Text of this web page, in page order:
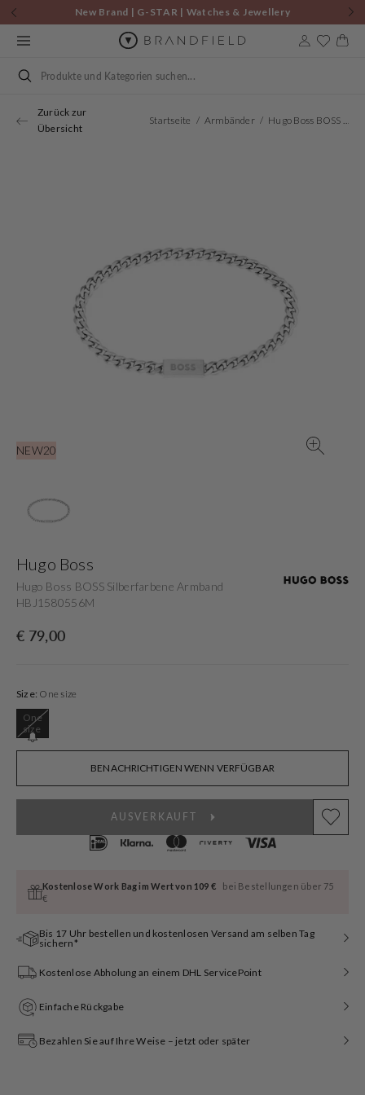
Zum
Inhalt
springen
New Brand | G-STAR | Watches & Jewellery
Suchen
Zurück zur
Übersicht
Startseite Armbänder Hugo Boss BOSS Silberfarbene Armband HBJ1580556M
NEW20
in
Hugo Boss
Hugo Boss BOSS Silberfarbene Armband
HBJ1580556M
Normaler
€ 79,00
Size: One size
One
sizeVariante
ausverkauft
oder
BENACHRICHTIGEN WENN VERFÜGBAR
AUSVERKAUFT
Kostenlose Work Bag im Wert von 109 €
bei Bestellungen über 75
€
Bis 17 Uhr bestellen und kostenlosen Versand am selben Tag
sichern*
Kostenlose Abholung an einem DHL ServicePoint
Einfache Rückgabe
Bezahlen Sie auf Ihre Weise – jetzt oder später